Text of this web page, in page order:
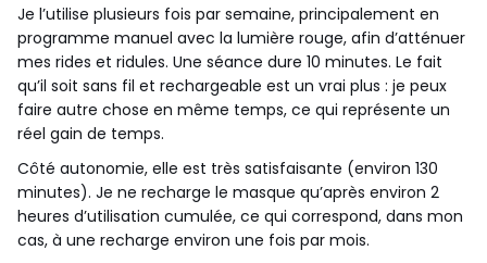
Je l’utilise plusieurs fois par semaine, principalement en
programme manuel avec la lumière rouge, afin d’atténuer
mes rides et ridules. Une séance dure 10 minutes. Le fait
qu’il soit sans fil et rechargeable est un vrai plus : je peux
faire autre chose en même temps, ce qui représente un
réel gain de temps.
Côté autonomie, elle est très satisfaisante (environ 130
minutes). Je ne recharge le masque qu’après environ 2
heures d’utilisation cumulée, ce qui correspond, dans mon
cas, à une recharge environ une fois par mois.